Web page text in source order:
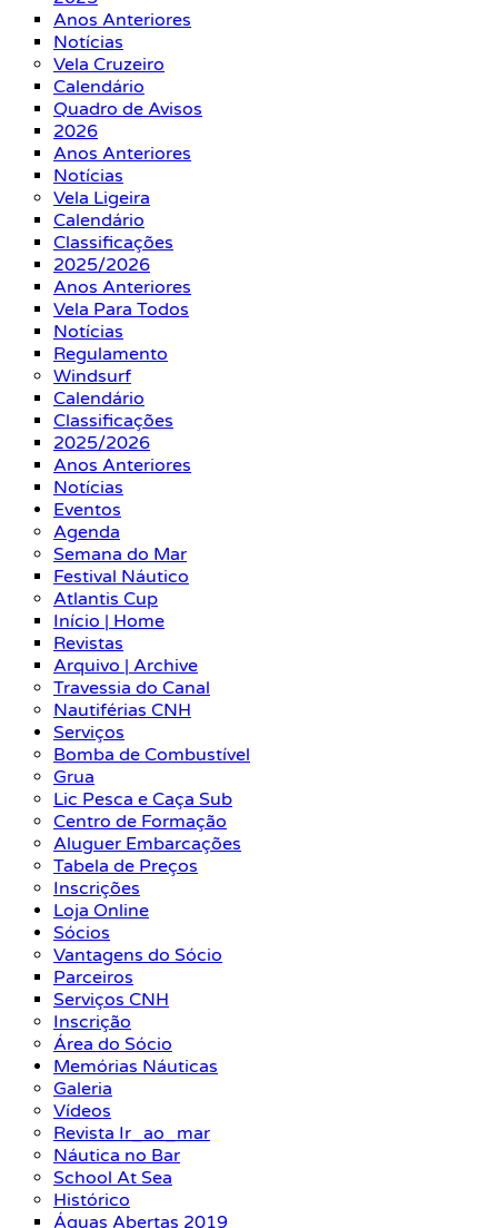
Anos Anteriores
Notícias
Vela Cruzeiro
Calendário
Quadro de Avisos
2026
Anos Anteriores
Notícias
Vela Ligeira
Calendário
Classificações
2025/2026
Anos Anteriores
Vela Para Todos
Notícias
Regulamento
Windsurf
Calendário
Classificações
2025/2026
Anos Anteriores
Notícias
Eventos
Agenda
Semana do Mar
Festival Náutico
Atlantis Cup
Início | Home
Revistas
Arquivo | Archive
Travessia do Canal
Nautiférias CNH
Serviços
Bomba de Combustível
Grua
Lic Pesca e Caça Sub
Centro de Formação
Aluguer Embarcações
Tabela de Preços
Inscrições
Loja Online
Sócios
Vantagens do Sócio
Parceiros
Serviços CNH
Inscrição
Área do Sócio
Memórias Náuticas
Galeria
Vídeos
Revista Ir_ao_mar
Náutica no Bar
School At Sea
Histórico
Águas Abertas 2019